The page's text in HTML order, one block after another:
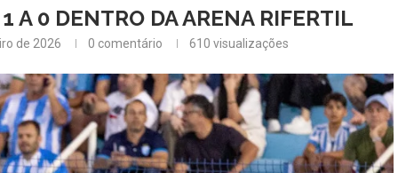
A 0 DENTRO DA ARENA RIFERTIL
de 2026 0 comentário 610 visualizações